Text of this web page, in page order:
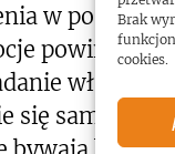
Brak
cookies.
w postaci
powinny
się samego